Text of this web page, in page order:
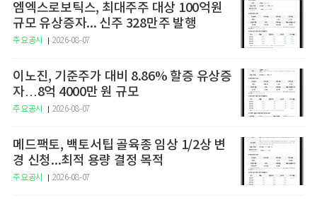
엠엑스로보틱스, 최대주주 대상 100억원
규모 유상증자... 신주 328만주 발행
주요공시 2026-08-07
이노진, 기준주가 대비 8.86% 할증 유상증
자…8억 4000만 원 규모
주요공시 2026-08-07
메드팩토, 백토서팁 골육종 임상 1/2상 변
경 신청...최적 용량 결정 목적
주요공시 2026-08-07